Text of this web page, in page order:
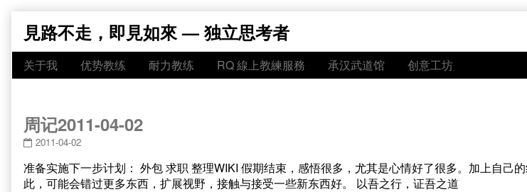
content
見路不走，即見如來 — 独立思考者
关于我 优势教练 耐力教练 RQ 線上教練服務 承汉武道馆 创意工坊
周记2011-04-02
2011-04-02
准备实施下一步计划： 外包 求职 整理WIKI 假期结束，感悟很多，尤其是心情好了很多。加上自己
此，可能会错过更多东西，扩展视野，接触与接受一些新东西好。 以吾之行，证吾之道